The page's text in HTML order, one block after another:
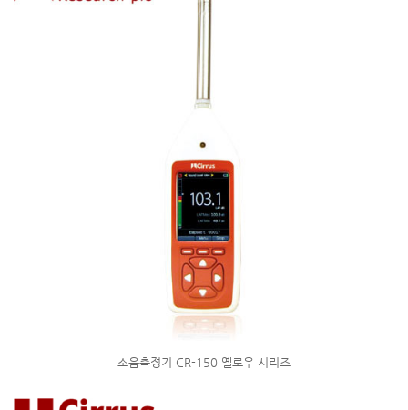
소음측정기 CR-150 옐로우 시리즈